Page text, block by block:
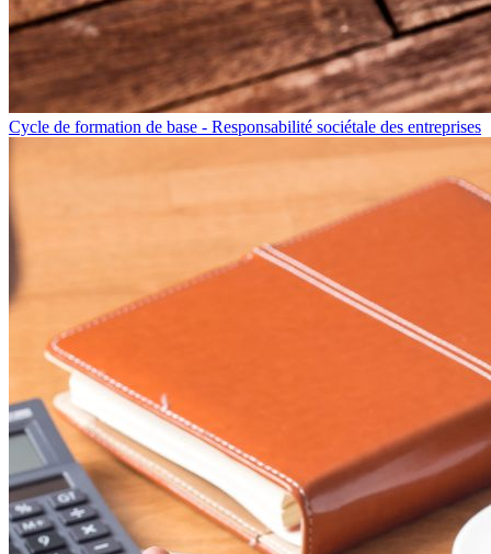
Cycle de formation de base - Responsabilité sociétale des entreprises